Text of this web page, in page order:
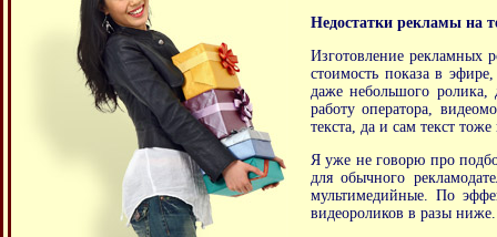
Недостатки рекламы на
Изготовление рекламных
стоимость показа в
даже небольшого
работу оператора,
текста, да и сам текст
Я уже не говорю про
для обычного
мультимедийные. По
видеороликов в разы ниже.